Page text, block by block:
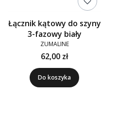
Łącznik kątowy do szyny
3-fazowy biały
ZUMALINE
62,00 zł
Do koszyka